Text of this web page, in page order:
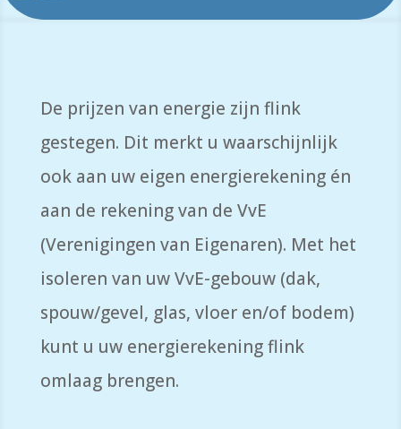
De prijzen van energie zijn flink
gestegen. Dit merkt u waarschijnlijk
ook aan uw eigen energierekening én
aan de rekening van de VvE
(Verenigingen van Eigenaren). Met het
isoleren van uw VvE-gebouw (dak,
spouw/gevel, glas, vloer en/of bodem)
kunt u uw energierekening flink
omlaag brengen.